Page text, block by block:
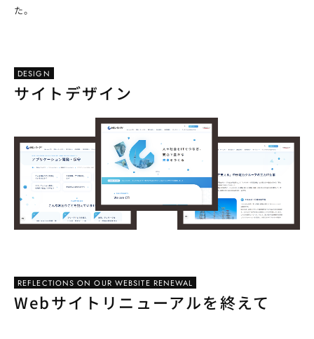
た。
DESIGN
サイトデザイン
REFLECTIONS ON OUR WEBSITE RENEWAL
Webサイトリニューアルを終えて